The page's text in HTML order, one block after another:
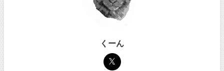
くーん